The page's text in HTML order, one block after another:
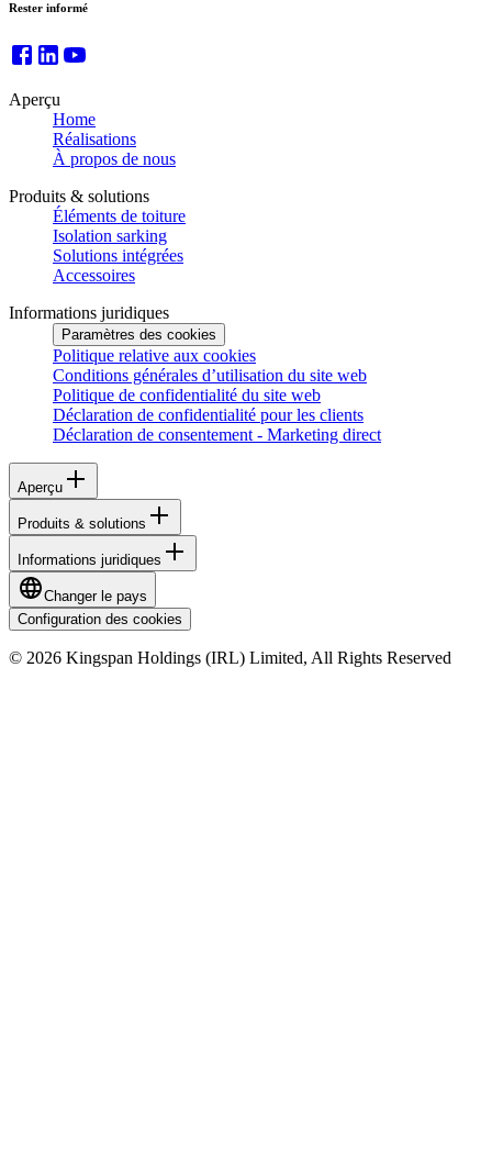
Rester informé
Aperçu
Home
Réalisations
À propos de nous
Produits & solutions
Éléments de toiture
Isolation sarking
Solutions intégrées
Accessoires
Informations juridiques
Paramètres des cookies
Politique relative aux cookies
Conditions générales d’utilisation du site web
Politique de confidentialité du site web
Déclaration de confidentialité pour les clients
Déclaration de consentement - Marketing direct
Aperçu
Produits & solutions
Informations juridiques
Changer le pays
Configuration des cookies
© 2026 Kingspan Holdings (IRL) Limited, All Rights Reserved